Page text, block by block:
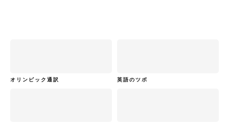
オリンピック通訳 英語のツボ